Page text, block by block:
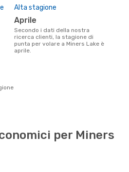
Alta stagione
aprile
Secondo i dati della nostra
ricerca clienti, la stagione di
punta per volare a Miners Lake è
aprile.
per Miners